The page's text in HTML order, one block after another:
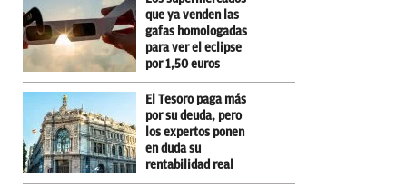
que ya venden las
gafas homologadas
para ver el eclipse
por 1,50 euros
El Tesoro paga más
por su deuda, pero
los expertos ponen
en duda su
rentabilidad real